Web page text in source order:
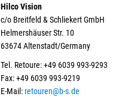
Hilco Vision
c/o Breitfeld & Schliekert GmbH
Helmershäuser Str. 10
63674 Altenstadt/Germany
Tel. Retoure: +49 6039 993-9293
Fax: +49 6039 993-9219
E-Mail:retouren@b-s.de